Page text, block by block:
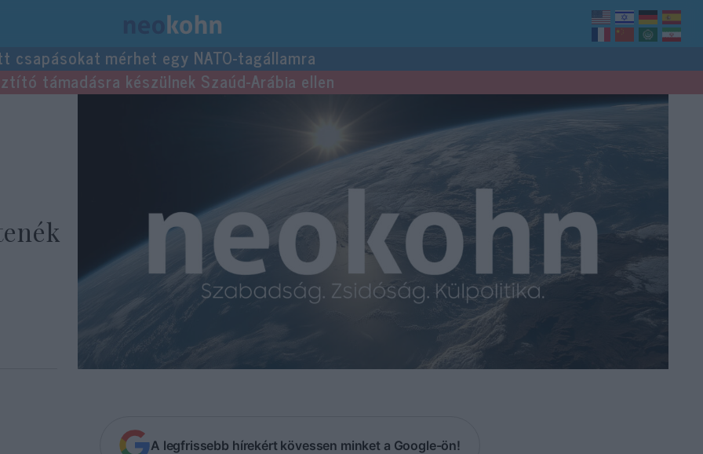
csapásokat mérhet egy NATO-tagállamra
támadásra készülnek Szaúd-Arábia ellen
A legfrissebb hírekért kövessen minket a Google-ön!